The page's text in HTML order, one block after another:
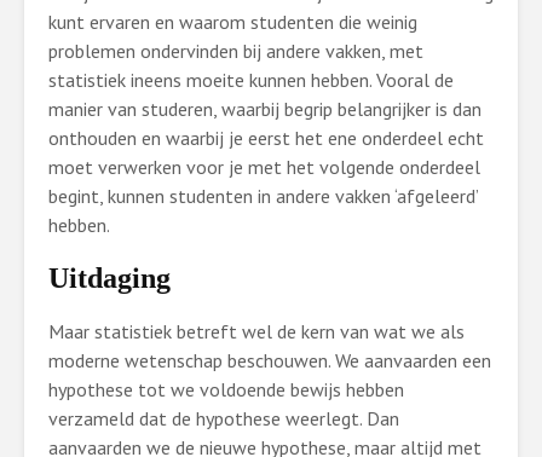
kunt ervaren en waarom studenten die weinig
problemen ondervinden bij andere vakken, met
statistiek ineens moeite kunnen hebben. Vooral de
manier van studeren, waarbij begrip belangrijker is dan
onthouden en waarbij je eerst het ene onderdeel echt
moet verwerken voor je met het volgende onderdeel
begint, kunnen studenten in andere vakken ‘afgeleerd’
hebben.
Uitdaging
Maar statistiek betreft wel de kern van wat we als
moderne wetenschap beschouwen. We aanvaarden een
hypothese tot we voldoende bewijs hebben
verzameld dat de hypothese weerlegt. Dan
aanvaarden we de nieuwe hypothese, maar altijd met